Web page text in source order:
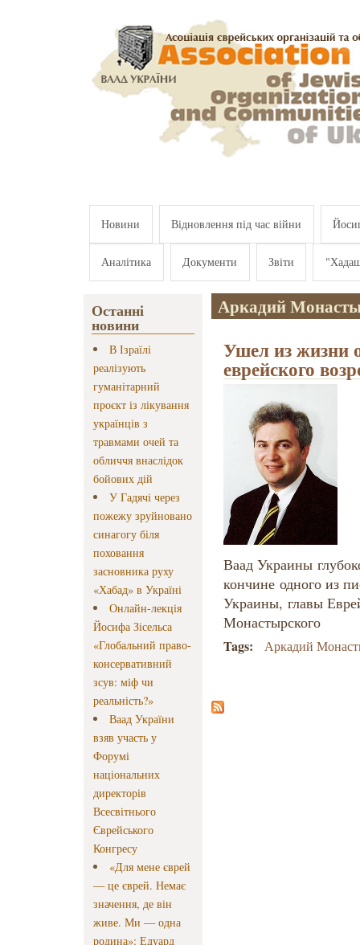
Новини Відновлення під час війни
Аналітика Документи Звіти
Останні
новини
В Ізраїлі
реалізують
гуманітарний
проєкт із лікування
українців з
травмами очей та
обличчя внаслідок
бойових дій
У Гадячі через
пожежу зруйновано
синагогу біля
поховання
засновника руху
«Хабад» в Україні
Онлайн-лекція
Йосифа Зісельса
«Глобальний право-
консервативний
зсув: міф чи
реальність?»
Ваад України
взяв участь у
Форумі
національних
директорів
Всесвітнього
Єврейського
Конгресу
«Для мене єврей
— це єврей. Немає
значення, де він
живе. Ми — одна
родина»: Едуард
Аркадий
Ушел из жизни
еврейского
Ваад Украины
кончине одного из
Украины, главы
Монастырского
Tags: Аркадий